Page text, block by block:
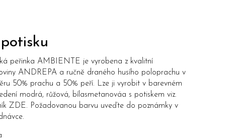
peřinka AMBIENTE je vyrobena z kvalitní
ANDREPA a ručně draného husího poloprachu v
50% prachu a 50% peří. Lze ji vyrobit v barevném
modrá, růžová, bílasmetanováa s potiskem viz.
ZDE. Požadovanou barvu uveďte do poznámky v